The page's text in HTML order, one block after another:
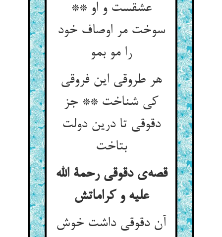
عشقست و او **
سوخت مر اوصاف خود
را مو بمو
هر طروقی این فروقی
کی شناخت ** جز
دقوقی تا درین دولت
بتاخت
قصه‌ی دقوقی رحمة الله
علیه و کراماتش
آن دقوقی داشت خوش